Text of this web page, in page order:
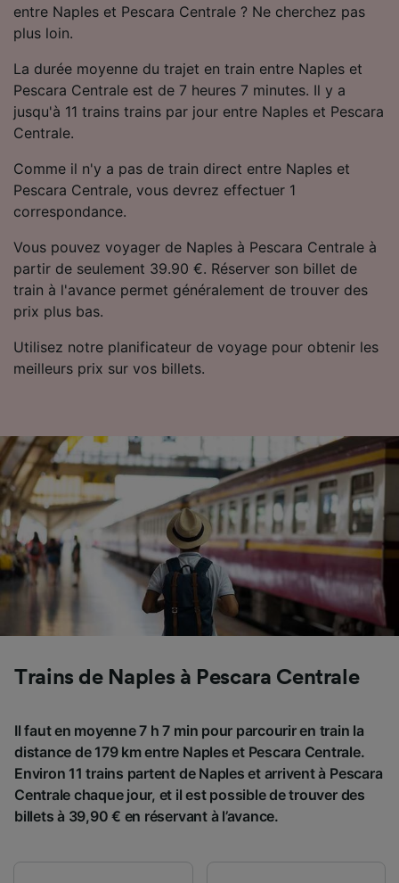
entre Naples et Pescara Centrale ? Ne cherchez pas
plus loin.
La durée moyenne du trajet en train entre Naples et
Pescara Centrale est de 7 heures 7 minutes. Il y a
jusqu'à 11 trains trains par jour entre Naples et Pescara
Centrale.
Comme il n'y a pas de train direct entre Naples et
Pescara Centrale, vous devrez effectuer 1
correspondance.
Vous pouvez voyager de Naples à Pescara Centrale à
partir de seulement 39.90 €. Réserver son billet de
train à l'avance permet généralement de trouver des
prix plus bas.
Utilisez notre planificateur de voyage pour obtenir les
meilleurs prix sur vos billets.
Trains de Naples à Pescara Centrale
Il faut en moyenne 7 h 7 min pour parcourir en train la
distance de 179 km entre Naples et Pescara Centrale.
Environ 11 trains partent de Naples et arrivent à Pescara
Centrale chaque jour, et il est possible de trouver des
billets à 39,90 € en réservant à l’avance.
Utiliser des données de géolocalisation
précises. Analyser activement les
l’identification. Stocker et/ou accéder à des
informations sur un appareil. Publicités et
contenu personnalisés, mesure de
performance des publicités et du contenu,
études d’audience et développement de
Liste de nos partenaires (fournisseurs)